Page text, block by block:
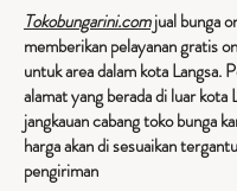
Tokobungarini.comjual bunga
memberikan pelayanan gratis
untuk area dalam kota Langsa.
alamat yang berada di luar kota
jangkauan cabang toko bunga
harga akan di sesuaikan
pengiriman​